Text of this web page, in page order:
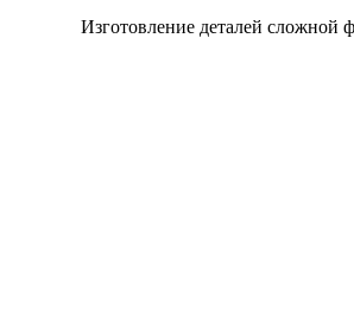
Изготовление деталей сложной